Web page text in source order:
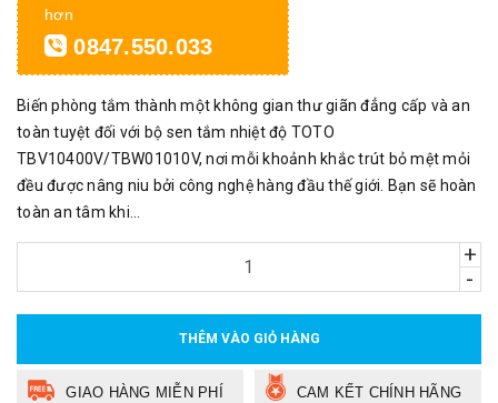
hơn
0847.550.033
Biến phòng tắm thành một không gian thư giãn đẳng cấp và an
toàn tuyệt đối với bộ sen tắm nhiệt độ TOTO
TBV10400V/TBW01010V, nơi mỗi khoảnh khắc trút bỏ mệt mỏi
đều được nâng niu bởi công nghệ hàng đầu thế giới. Bạn sẽ hoàn
toàn an tâm khi...
+
-
THÊM VÀO GIỎ HÀNG
GIAO HÀNG MIỄN PHÍ CAM KẾT CHÍNH HÃNG